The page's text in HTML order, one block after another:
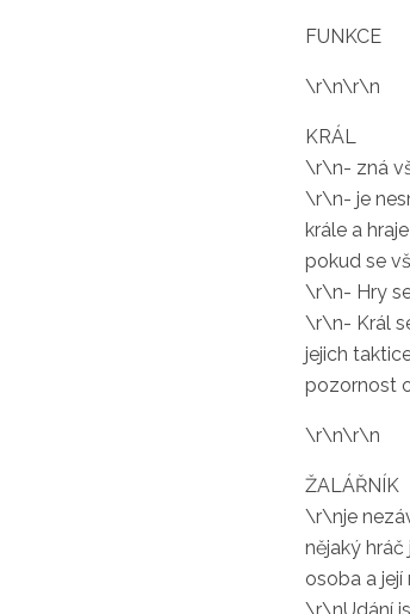
FUNKCE
\r\n\r\n
KRÁL
\r\n- zná
\r\n- je
krále a
pokud se
\r\n- Hry
\r\n- Král
jejich
pozornost
\r\n\r\n
ŽALÁŘNÍK
\r\nje
nějaký
osoba a její
\r\nUdání